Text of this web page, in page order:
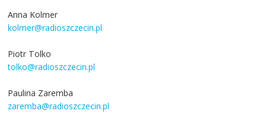
Anna Kolmer
kolmer@radioszczecin.pl
Piotr Tolko
tolko@radioszczecin.pl
Paulina Zaremba
zaremba@radioszczecin.pl